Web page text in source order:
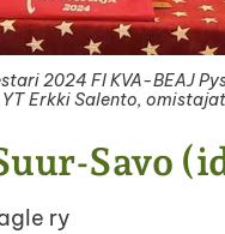
2024 FI KVA-BEAJ
YT Erkki Salento,
Savo
ry